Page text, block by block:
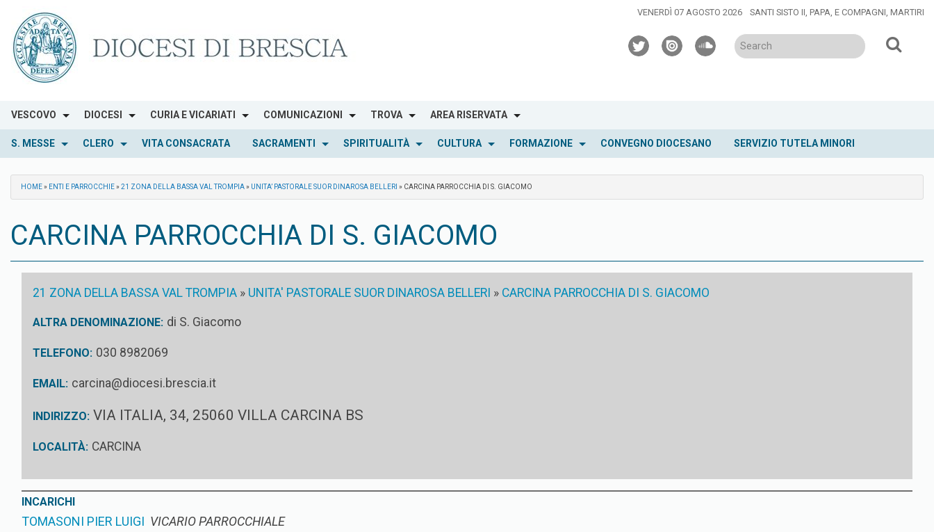
content
VENERDÌ 07 AGOSTO 2026 SANTI SISTO II, PAPA, E COMPAGNI, MARTIRI
twitterissuusoundcloud
VESCOVO DIOCESI CURIA E VICARIATI COMUNICAZIONI TROVA AREA RISERVATA
S. MESSE CLERO VITA CONSACRATA SACRAMENTI SPIRITUALITÀ CULTURA FORMAZIONE CONVEGNO DIOCESANO SERVIZIO TUTELA MINORI
HOME» ENTI E PARROCCHIE»21 ZONA DELLA BASSA VAL TROMPIA» UNITA’ PASTORALE SUOR DINAROSA BELLERI » CARCINA PARROCCHIA DI S. GIACOMO
CARCINA PARROCCHIA DI S. GIACOMO
21 ZONA DELLA BASSA VAL TROMPIA » UNITA' PASTORALE SUOR DINAROSA BELLERI » CARCINA PARROCCHIA DI S. GIACOMO
ALTRA DENOMINAZIONE: di S. Giacomo
TELEFONO: 030 8982069
EMAIL: carcina@diocesi.brescia.it
INDIRIZZO: VIA ITALIA, 34, 25060 VILLA CARCINA BS
LOCALITÀ: CARCINA
INCARICHI
TOMASONI PIER LUIGI VICARIO PARROCCHIALE